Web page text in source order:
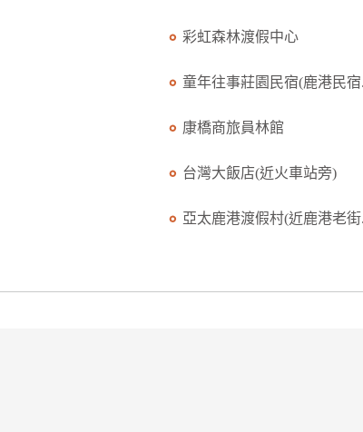
彩虹森林渡假中心
童年往事莊園民宿(鹿港民宿
康橋商旅員林館
台灣大飯店(近火車站旁)
亞太鹿港渡假村(近鹿港老街